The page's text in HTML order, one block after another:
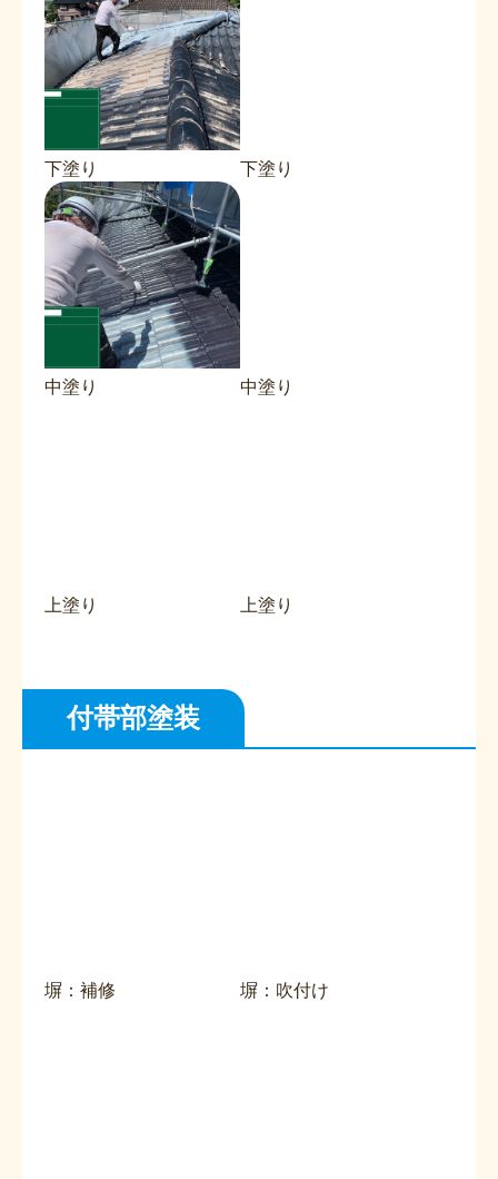
下塗り 下塗り
中塗り 中塗り
上塗り 上塗り
付帯部塗装
塀：補修 塀：吹付け